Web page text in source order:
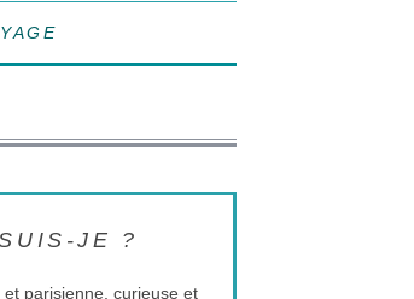
JE ?
parisienne, curieuse et